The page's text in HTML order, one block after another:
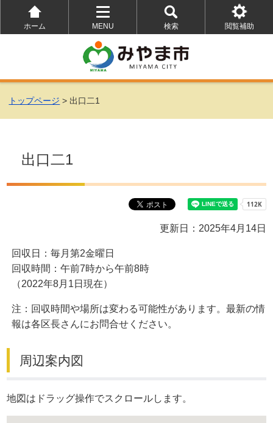
ホーム
MENU
を
開
く
検索
を
開
く
閲覧補助
を
トップページ > 出口二1
出口二1
更新日：2025年4月14日
回収日：毎月第2金曜日
回収時間：午前7時から午前8時
（2022年8月1日現在）
注：回収時間や場所は変わる可能性があります。最新の情
報は各区長さんにお問合せください。
周辺案内図
地図はドラッグ操作でスクロールします。